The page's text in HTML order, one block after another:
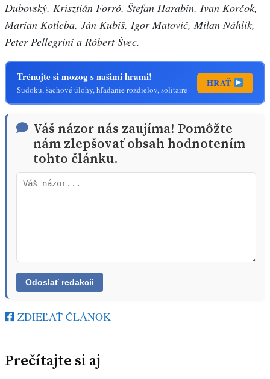
Dubovský, Krisztián Forró, Štefan Harabin, Ivan Korčok,
Marian Kotleba, Ján Kubiš, Igor Matovič, Milan Náhlik,
Peter Pellegrini a Róbert Švec.
Trénujte si mozog s našimi hrami!
Sudoku, šachové úlohy, hľadanie rozdielov, solitaire
HRAŤ
Váš názor nás zaujíma! Pomôžte
nám zlepšovať obsah hodnotením
tohto článku.
ZDIEĽAŤ ČLÁNOK
Prečítajte si aj